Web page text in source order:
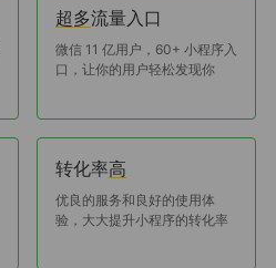
超多流量入口
微信 11 亿用户，60+ 小程序入
口，让你的用户轻松发现你
转化率高
优良的服务和良好的使用体
验，大大提升小程序的转化率